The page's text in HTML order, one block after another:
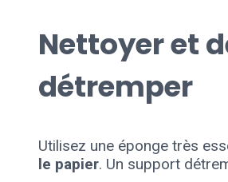
Nettoyer et
détremper
Utilisez une éponge très
le papier. Un support